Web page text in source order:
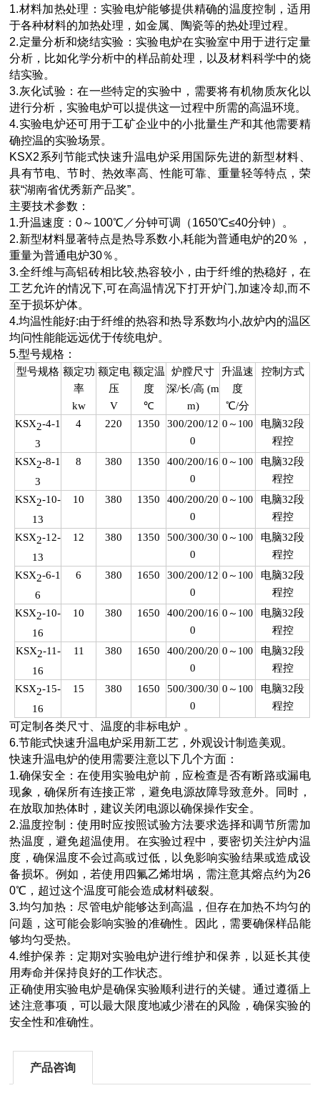
1.材料加热处理：实验电炉能够提供精确的温度控制，适用
于各种材料的加热处理，如金属、陶瓷等的热处理过程。
2.定量分析和烧结实验：实验电炉在实验室中用于进行定量
分析，比如化学分析中的样品前处理，以及材料科学中的烧
结实验。
3.灰化试验：在一些特定的实验中，需要将有机物质灰化以
进行分析，实验电炉可以提供这一过程中所需的高温环境。
4.实验电炉还可用于工矿企业中的小批量生产和其他需要精
确控温的实验场景。
KSX2系列节能式快速升温电炉采用国际先进的新型材料、
具有节电、节时、热效率高、性能可靠、重量轻等特点，荣
获“湖南省优秀新产品奖”。
主要技术参数：
1.升温速度：0～100℃／分钟可调（1650℃≤40分钟）。
2.新型材料显著特点是热导系数小,耗能为普通电炉的20％，
重量为普通电炉30％。
3.全纤维与高铝砖相比较,热容较小，由于纤维的热稳好，在
工艺允许的情况下,可在高温情况下打开炉门,加速冷却,而不
至于损坏炉体。
4.均温性能好:由于纤维的热容和热导系数均小,故炉内的温区
均问性能能远远优于传统电炉。
5.型号规格：
型号规格 额定功
率
kw
额定电
压
V
额定温
度
℃
炉膛尺寸
深/长/高 (m
m)
升温速
度
℃/分
控制方式
KSX2-4-1
3
4 220 1350
300/200/12
0
0 ～ 100
电脑32段
程控
KSX2-8-1
3
8 380 1350
400/200/16
0
0 ～ 100
电脑32段
程控
KSX2-10-
13
10 380 1350
400/200/20
0
0 ～ 100
电脑32段
程控
KSX2-12-
13
12 380 1350
500/300/30
0
0 ～ 100
电脑32段
程控
KSX2-6-1
6
6 380 1650
300/200/12
0
0 ～ 100
电脑32段
程控
KSX2-10-
16
10 380 1650
400/200/16
0
0 ～ 100
电脑32段
程控
KSX2-11-
16
11 380 1650
400/200/20
0
0 ～ 100
电脑32段
程控
KSX2-15-
16
15 380 1650
500/300/30
0
0 ～ 100
电脑32段
程控
可定制各类尺寸、温度的非标电炉 。
6.节能式快速升温电炉采用新工艺，外观设计制造美观。
快速升温电炉的使用需要注意以下几个方面：
1.确保安全：在使用实验电炉前，应检查是否有断路或漏电
现象，确保所有连接正常，避免电源故障导致意外。同时，
在放取加热体时，建议关闭电源以确保操作安全。
2.温度控制：使用时应按照试验方法要求选择和调节所需加
热温度，避免超温使用。在实验过程中，要密切关注炉内温
度，确保温度不会过高或过低，以免影响实验结果或造成设
备损坏。例如，若使用四氟乙烯坩埚，需注意其熔点约为26
0℃，超过这个温度可能会造成材料破裂。
3.均匀加热：尽管电炉能够达到高温，但存在加热不均匀的
问题，这可能会影响实验的准确性。因此，需要确保样品能
够均匀受热。
4.维护保养：定期对实验电炉进行维护和保养，以延长其使
用寿命并保持良好的工作状态。
正确使用实验电炉是确保实验顺利进行的关键。通过遵循上
述注意事项，可以最大限度地减少潜在的风险，确保实验的
安全性和准确性。
产品咨询